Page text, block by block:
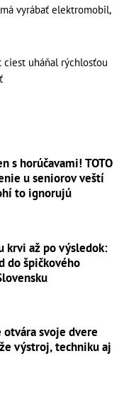
vyrábať elektromobil,
ciest uháňal rýchlosťou
s horúčavami! TOTO
u seniorov veští
to ignorujú
krvi až po výsledok:
do špičkového
otvára svoje dvere
výstroj, techniku aj